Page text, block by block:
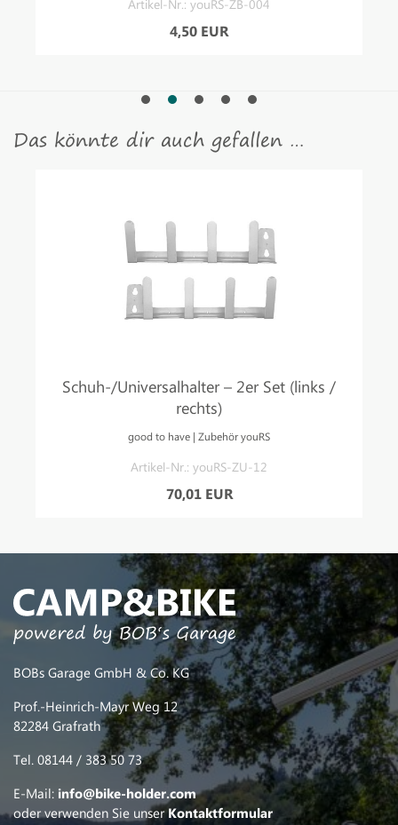
Artikel-Nr.: youRS-ZB-004
4,50 EUR
Das könnte dir auch gefallen …
Schuh-/Universalhalter – 2er Set (links /
rechts)
good to have | Zubehör youRS
Artikel-Nr.: youRS-ZU-12
70,01 EUR
BOBs Garage GmbH & Co. KG
Prof.-Heinrich-Mayr Weg 12
82284 Grafrath
Tel. 08144 / 383 50 73
E-Mail: info@bike-holder.com
oder verwenden Sie unserKontaktformular